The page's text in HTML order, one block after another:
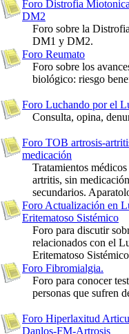
Foro Distrofia
DM2
Foro sobre la
DM1 y DM2.
Foro Reumato
Foro sobre los
biológico: riesgo
Foro Luchando por el
Consulta, opina,
Foro TOB artrosis-
medicación
Tratamientos
artritis, sin
secundarios.
Foro Actualización en
Eritematoso Sistémico
Foro para discutir
relacionados con el
Eritematoso
Foro Fibromialgia.
Foro para conocer
personas que sufren
Foro Hiperlaxitud
Danlos-FM-Artrosis